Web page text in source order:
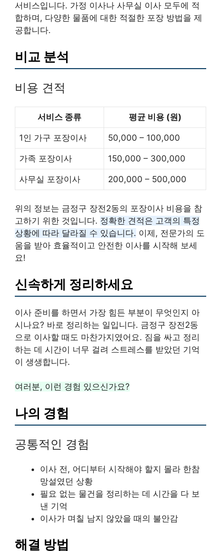
서비스입니다. 가정 이사나 사무실 이사 모두에 적
합하며, 다양한 물품에 대한 적절한 포장 방법을 제
공합니다.
비교 분석
비용 견적
서비스 종류 평균 비용 (원)
1인 가구 포장이사 50,000 – 100,000
가족 포장이사 150,000 – 300,000
사무실 포장이사 200,000 – 500,000
위의 정보는 금정구 장전2동의 포장이사 비용을 참
고하기 위한 것입니다. 정확한 견적은 고객의 특정
상황에 따라 달라질 수 있습니다. 이제, 전문가의 도
움을 받아 효율적이고 안전한 이사를 시작해 보세
요!
신속하게 정리하세요
이사 준비를 하면서 가장 힘든 부분이 무엇인지 아
시나요? 바로 정리하는 일입니다. 금정구 장전2동
으로 이사할 때도 마찬가지였어요. 짐을 싸고 정리
하는 데 시간이 너무 걸려 스트레스를 받았던 기억
이 생생합니다.
여러분, 이런 경험 있으신가요?
나의 경험
공통적인 경험
이사 전, 어디부터 시작해야 할지 몰라 한참
망설였던 상황
필요 없는 물건을 정리하는 데 시간을 다 보
낸 기억
이사가 며칠 남지 않았을 때의 불안감
해결 방법